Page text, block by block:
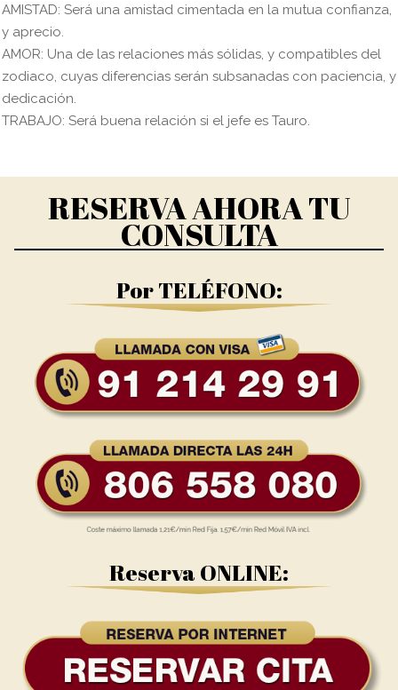
AMISTAD: Será una amistad cimentada en la mutua confianza,
y aprecio.
AMOR: Una de las relaciones más sólidas, y compatibles del
zodiaco, cuyas diferencias serán subsanadas con paciencia, y
dedicación.
TRABAJO: Será buena relación si el jefe es Tauro.
RESERVA AHORA TU
CONSULTA
Por TELÉFONO:
Reserva ONLINE: